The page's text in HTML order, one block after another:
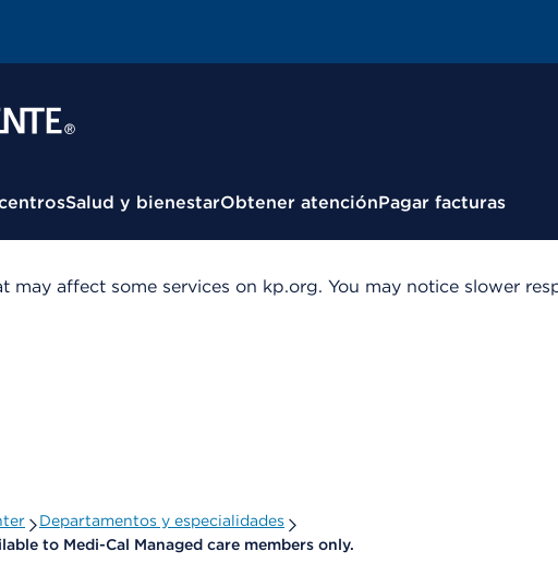
Salud y bienestarObtener atenciónPagar facturas
may affect some services on kp.org. You may notice slower
Departamentos y especialidades
to Medi-Cal Managed care members only.